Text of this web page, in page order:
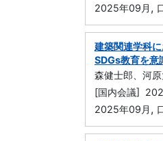
2025年09月 ,
建築関連学科
SDGs教育を意
森健士郎、河
[国内会議]
2025年09月 ,